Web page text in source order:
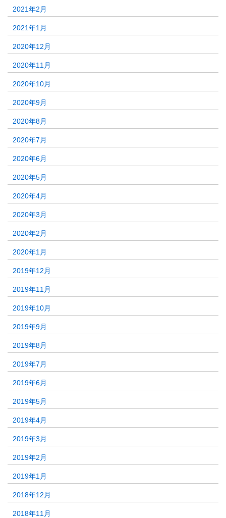
2021年2月
2021年1月
2020年12月
2020年11月
2020年10月
2020年9月
2020年8月
2020年7月
2020年6月
2020年5月
2020年4月
2020年3月
2020年2月
2020年1月
2019年12月
2019年11月
2019年10月
2019年9月
2019年8月
2019年7月
2019年6月
2019年5月
2019年4月
2019年3月
2019年2月
2019年1月
2018年12月
2018年11月